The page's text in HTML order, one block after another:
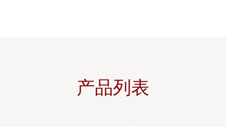
产品列表